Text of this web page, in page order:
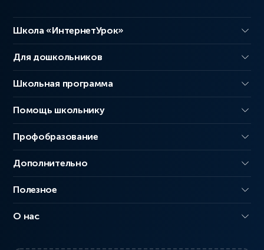
Школа «ИнтернетУрок»
Для дошкольников
Школьная программа
Помощь школьнику
Профобразование
Дополнительно
Полезное
О нас